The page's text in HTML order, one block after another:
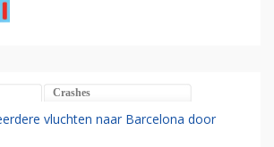
Crashes
vluchten naar Barcelona door